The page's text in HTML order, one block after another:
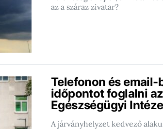
az a száraz zivatar?
Telefonon és email-
időpontot foglalni az
Egészségügyi
A járványhelyzet kedvező